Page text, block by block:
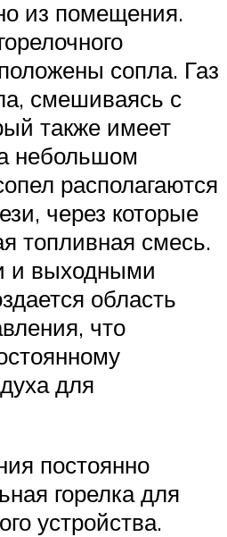
из помещения.
сопла. Газ
смешиваясь с
также имеет
небольшом
располагаются
через которые
топливная смесь.
и выходными
область
что
для
постоянно
горелка для
устройства.